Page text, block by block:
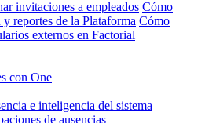
invitaciones a empleados Cómo
reportes de la Plataforma Cómo
externos en Factorial
con One
e inteligencia del sistema
de ausencias